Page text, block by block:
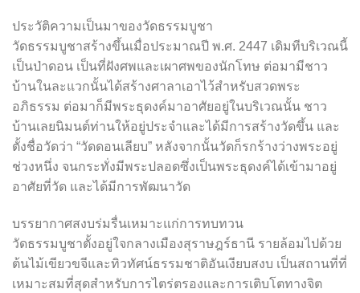
ประวัติความเป็นมาของวัดธรรมบูชา
วัดธรรมบูชาสร้างขึ้นเมื่อประมาณปี พ.ศ. 2447 เดิมทีบริเวณนี้
เป็นป่าดอน เป็นที่ฝังศพและเผาศพของนักโทษ ต่อมามีชาว
บ้านในละแวกนั้นได้สร้างศาลาเอาไว้สำหรับสวดพระ
อภิธรรม ต่อมาก็มีพระธุดงค์มาอาศัยอยู่ในบริเวณนั้น ชาว
บ้านเลยนิมนต์ท่านให้อยู่ประจำและได้มีการสร้างวัดขึ้น และ
ตั้งชื่อวัดว่า “วัดดอนเลียบ” หลังจากนั้นวัดก็รกร้างว่างพระอยู่
ช่วงหนึ่ง จนกระทั่งมีพระปลอดซึ่งเป็นพระธุดงค์ได้เข้ามาอยู่
อาศัยที่วัด และได้มีการพัฒนาวัด
บรรยากาศสงบร่มรื่นเหมาะแก่การทบทวน
วัดธรรมบูชาตั้งอยู่ใจกลางเมืองสุราษฎร์ธานี รายล้อมไปด้วย
ต้นไม้เขียวขจีและทิวทัศน์ธรรมชาติอันเงียบสงบ เป็นสถานที่ที่
เหมาะสมที่สุดสำหรับการไตร่ตรองและการเติบโตทางจิต